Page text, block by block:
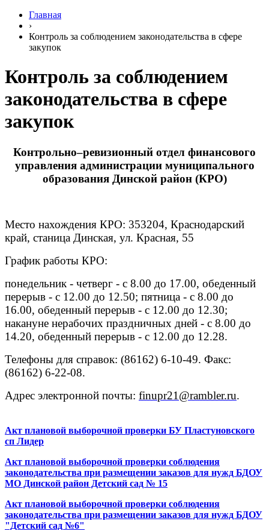
Главная
›
Контроль за соблюдением законодательства в сфере
закупок
Контроль за соблюдением
законодательства в сфере
закупок
Контрольно–ревизионный отдел финансового
управления администрации муниципального
образования Динской район (КРО)
Место нахождения КРО: 353204, Краснодарский
край, станица Динская, ул. Красная, 55
График работы КРО:
понедельник - четверг - с 8.00 до 17.00, обеденный
перерыв - с 12.00 до 12.50; пятница - с 8.00 до
16.00, обеденный перерыв - с 12.00 до 12.30;
накануне нерабочих праздничных дней - с 8.00 до
14.20, обеденный перерыв - с 12.00 до 12.28.
Телефоны для справок: (86162) 6-10-49. Факс:
(86162) 6-22-08.
Адрес электронной почты: finupr21@rambler.ru.
Акт плановой выборочной проверки БУ Пластуновского
сп Лидер
Акт плановой выборочной проверки соблюдения
законодательства при размещении заказов для нужд БДОУ
МО Динской район Детский сад № 15
Акт плановой выборочной проверки соблюдения
законодательства при размещении заказов для нужд БДОУ
"Детский сад №6"